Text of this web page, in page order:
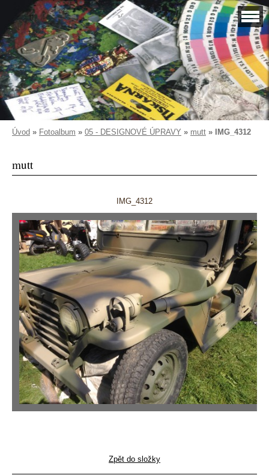
Úvod » Fotoalbum » 05 - DESIGNOVÉ ÚPRAVY » mutt » IMG_4312
mutt
IMG_4312
Zpět do složky